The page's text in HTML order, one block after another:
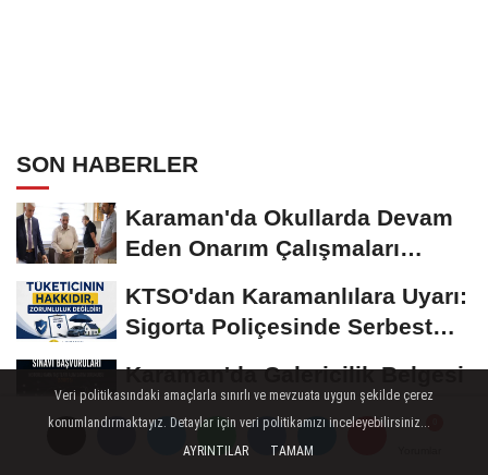
SON HABERLER
Karaman'da Okullarda Devam
Eden Onarım Çalışmaları
KTSO'dan Karamanlılara Uyarı:
Sigorta Poliçesinde Serbest
Karaman'da Galericilik Belgesi
Sınav Başvuruları Başladı
HAYAT 112 Acil Mobil
Veri politikasındaki amaçlarla sınırlı ve mevzuata uygun şekilde çerez
konumlandırmaktayız. Detaylar için veri politikamızı inceleyebilirsiniz...
AYRINTILAR
TAMAM